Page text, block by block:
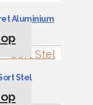
Aluminium
Stel